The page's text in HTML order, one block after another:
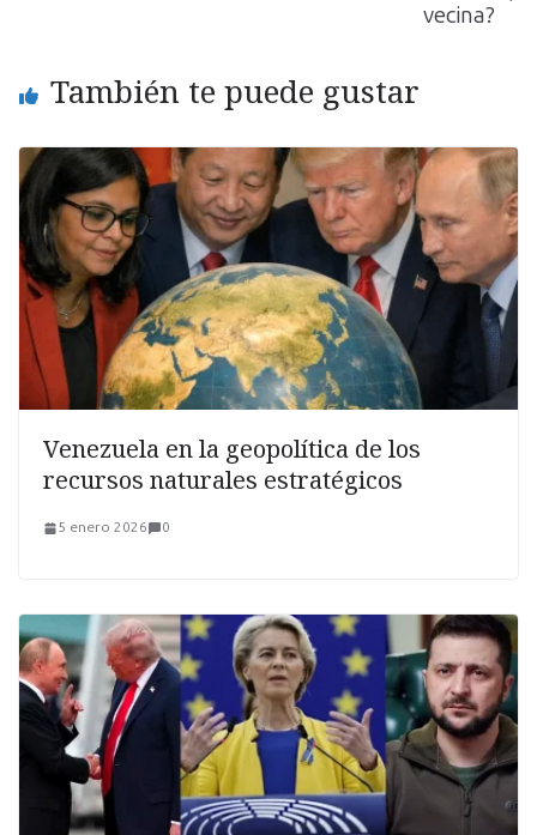
vecina?
También te puede gustar
Venezuela en la geopolítica de los
recursos naturales estratégicos
5 enero 2026 0